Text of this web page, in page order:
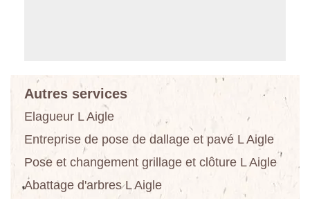
Autres services
Elagueur L Aigle
Entreprise de pose de dallage et pavé L Aigle
Pose et changement grillage et clôture L Aigle
Abattage d'arbres L Aigle